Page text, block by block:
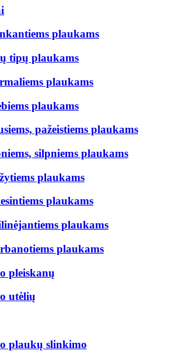
plaukams
tipų plaukams
plaukams
plaukams
pažeistiems plaukams
silpniems plaukams
plaukams
plaukams
plaukams
plaukams
pleiskanų
utėlių
plaukų slinkimo